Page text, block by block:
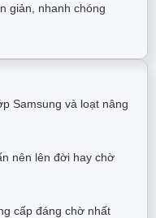
giản, nhanh chóng
Samsung và loạt nâng
nên lên đời hay chờ
cấp đáng chờ nhất